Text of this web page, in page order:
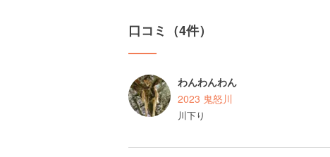
口コミ（4件）
わんわんわん
2023 鬼怒川
川下り